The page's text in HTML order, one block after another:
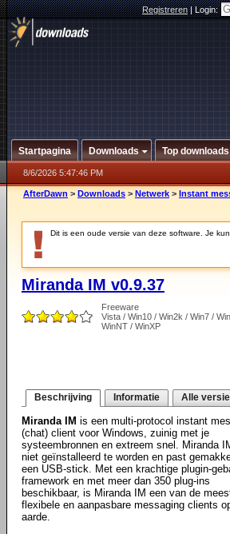
Registreren|Login:
Startpagina Downloads Top downloads
8/6/2026 5:47:46 PM
AfterDawn > Downloads > Netwerk > Instant
Dit is een oude versie van deze software. Je
Miranda IM v0.9.37
Freeware
Vista / Win10 / Win2k / Win7 /
WinNT / WinXP
Beschrijving Informatie Alle
Miranda IM is een multi-protocol instant
(chat) client voor Windows, zuinig met je
systeembronnen en extreem snel. Miranda
niet geïnstalleerd te worden en past
een USB-stick. Met een krachtige plugin-
framework en met meer dan 350 plug-ins
beschikbaar, is Miranda IM een van de
flexibele en aanpasbare messaging clients
aarde.